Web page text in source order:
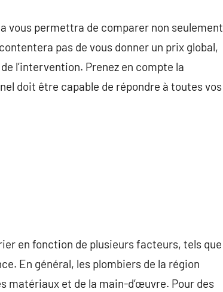
vous permettra de comparer non seulement
pas de vous donner un prix global,
l’intervention. Prenez en compte la
doit être capable de répondre à toutes vos
en fonction de plusieurs facteurs, tels que
En général, les plombiers de la région
et de la main-d’œuvre. Pour des